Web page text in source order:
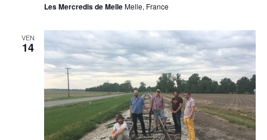
Les Mercredis de MelleMelle, France
VEN
14